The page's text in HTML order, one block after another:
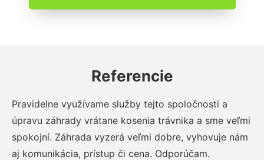
Referencie
Pravidelne využívame služby tejto spoločnosti a
úpravu záhrady vrátane kosenia trávnika a sme veľmi
spokojní. Záhrada vyzerá veľmi dobre, vyhovuje nám
aj komunikácia, prístup či cena. Odporúčam.